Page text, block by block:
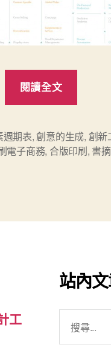
閱讀全文
十
個
週期表,創意的生成, 創新
電子商務, 合版印刷, 書摘
工
站內